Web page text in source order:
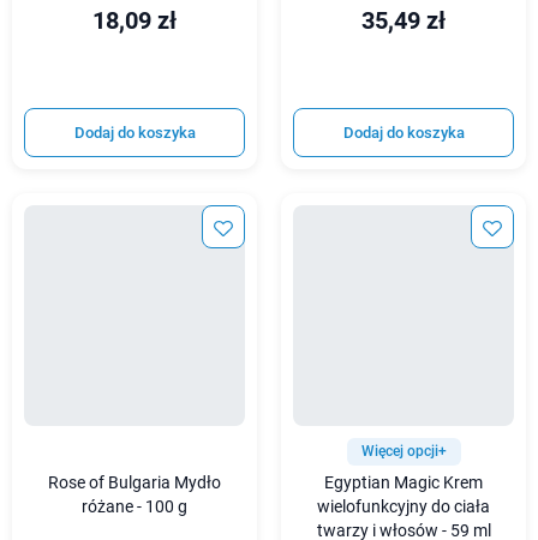
18,09 zł
Dodaj do koszyka
35,49 zł
Dodaj do koszyka
Rose of Bulgaria Mydło
różane - 100 g
Więcej opcji+
Egyptian Magic Krem
wielofunkcyjny do ciała
twarzy i włosów - 59 ml